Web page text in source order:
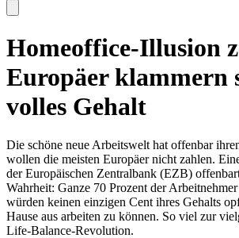
Homeoffice-Illusion
Europäer klammern
volles Gehalt
Die schöne neue Arbeitswelt hat offenbar
wollen die meisten Europäer nicht zahlen.
der Europäischen Zentralbank (EZB)
Wahrheit: Ganze 70 Prozent der
würden keinen einzigen Cent ihres Gehalts
Hause aus arbeiten zu können. So viel zur
Life-Balance-Revolution.